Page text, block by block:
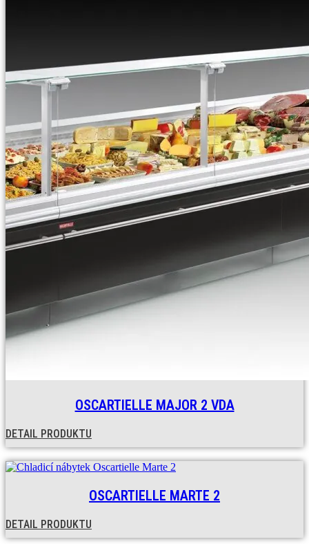
OSCARTIELLE MAJOR 2 VDA
DETAIL PRODUKTU
OSCARTIELLE MARTE 2
DETAIL PRODUKTU